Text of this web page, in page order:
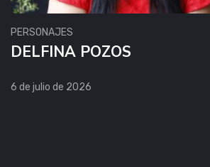
PERSONAJES
DELFINA POZOS
6 de julio de 2026